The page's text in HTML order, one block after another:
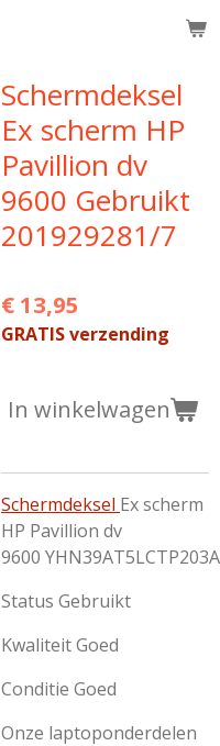
Schermdeksel
Ex scherm HP
Pavillion dv
9600 Gebruikt
201929281/7
€ 13,95
GRATIS verzending
In winkelwagen
Schermdeksel Ex scherm
HP Pavillion dv
9600 YHN39AT5LCTP203A
Status Gebruikt
Kwaliteit Goed
Conditie Goed
Onze laptoponderdelen